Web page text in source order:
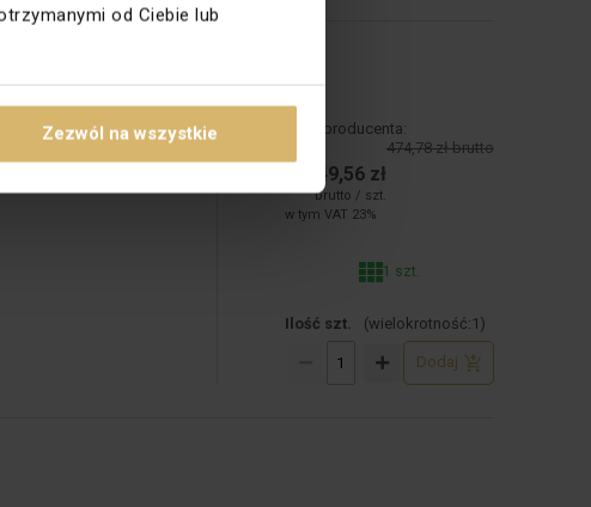
od Ciebie lub
Zezwól na wszystkie
Cena producenta:
474,78 zł brutto
149,56 zł
brutto / szt.
w tym VAT 23%
1 szt.
Ilość szt. (wielokrotność:1 )
Dodaj